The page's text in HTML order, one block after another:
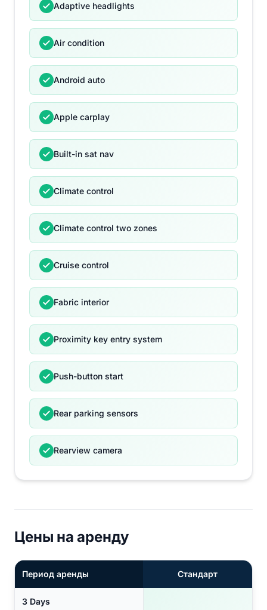
Adaptive headlights
Air condition
Android auto
Apple carplay
Built-in sat nav
Climate control
Climate control two zones
Cruise control
Fabric interior
Proximity key entry system
Push-button start
Rear parking sensors
Rearview camera
Цены на аренду
Период аренды Стандарт
3 Days